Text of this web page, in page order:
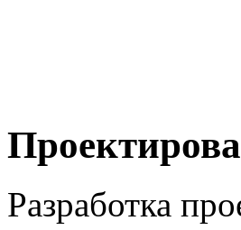
Разработка